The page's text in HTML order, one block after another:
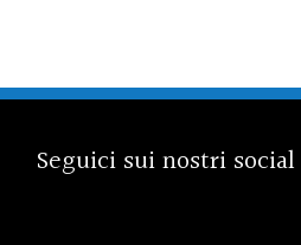
Seguici sui nostri social